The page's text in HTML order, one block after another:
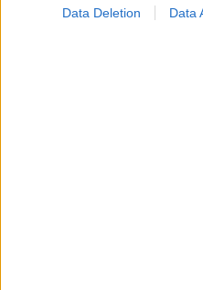
Data Deletion Data